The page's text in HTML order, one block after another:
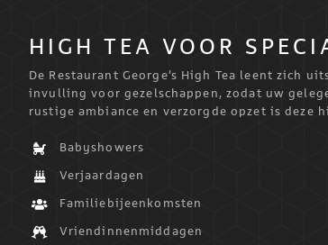
HIGH TEA VOOR
De Restaurant George’s High Tea leent zich
invulling voor gezelschappen, zodat uw
rustige ambiance en verzorgde opzet is deze
Babyshowers
Verjaardagen
Familiebijeenkomsten
Vriendinnenmiddagen